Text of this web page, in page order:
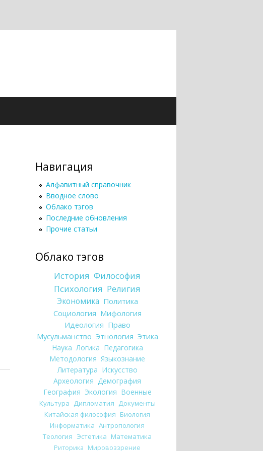
Навигация
Алфавитный справочник
Вводное слово
Облако тэгов
Последние обновления
Прочие статьи
Облако тэгов
История Философия
Психология Религия
Экономика Политика
Социология Мифология
Идеология Право
Мусульманство Этнология Этика
Наука Логика Педагогика
Методология Языкознание
Литература Искусство
Археология Демография
География Экология Военные
Культура Дипломатия Документы
Китайская философия Биология
Информатика Антропология
Теология Эстетика Математика
Риторика Мировоззрение